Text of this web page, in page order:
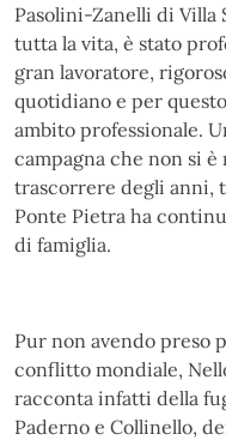
Pasolini-Zanelli di Villa
tutta la vita, è stato
gran lavoratore,
quotidiano e per
ambito professionale.
campagna che non si
trascorrere degli anni,
Ponte Pietra ha
di famiglia.
Pur non avendo preso
conflitto mondiale,
racconta infatti della
Paderno e Collinello,